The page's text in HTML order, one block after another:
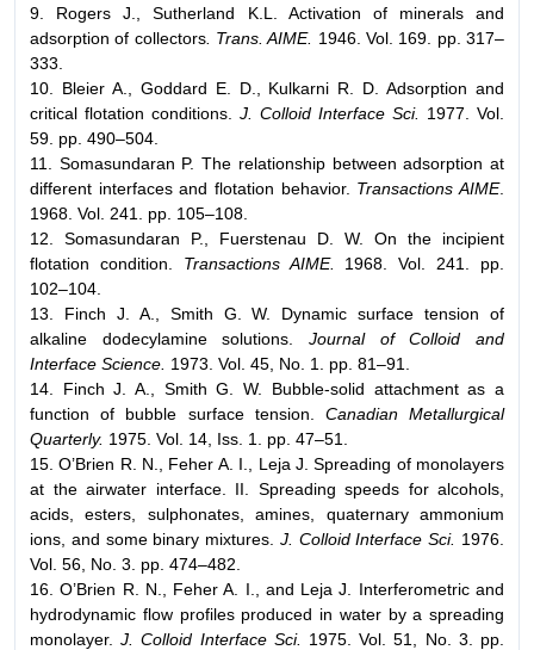
9. Rogers J., Sutherland K.L. Activation of minerals and
adsorption of collectors. Trans. AIME. 1946. Vol. 169. pp. 317–
333.
10. Bleier A., Goddard E. D., Kulkarni R. D. Adsorption and
critical flotation conditions. J. Colloid Interface Sci.
1977. Vol.
59. pp. 490–504.
11. Somasundaran P. The relationship between adsorption at
different interfaces and flotation behavior. Transactions AIME.
1968. Vol. 241. pp. 105–108.
12. Somasundaran P., Fuerstenau D. W. On the incipient
flotation condition. Transactions AIME.
1968. Vol. 241. pp.
102–104.
13. Finch J. A., Smith G. W. Dynamic surface tension of
alkaline dodecylamine solutions. Journal of Colloid and
Interface Science. 1973. Vol. 45, No. 1. pp. 81–91.
14. Finch J. A., Smith G. W. Bubble-solid attachment as a
function of bubble surface tension. Canadian Metallurgical
Quarterly. 1975. Vol. 14, Iss. 1. pp. 47–51.
15. O’Brien R. N., Feher A. I., Leja J. Spreading of monolayers
at the airwater interface. II. Spreading speeds for alcohols,
acids, esters, sulphonates, amines, quaternary ammonium
ions, and some binary mixtures. J. ColloidInterface Sci. 1976.
Vol. 56, No. 3. pp. 474–482.
16. O’Brien R. N., Feher A. I., and Leja J. Interferometric and
hydrodynamic flow profiles produced in water by a spreading
monolayer.J. Colloid Interface Sci.
1975. Vol. 51, No. 3. pp.